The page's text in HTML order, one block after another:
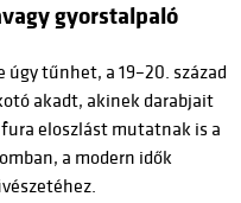
gyorstalpaló
tűnhet, a 19–20. század
akadt, akinek darabjait
eloszlást mutatnak is a
a modern idők